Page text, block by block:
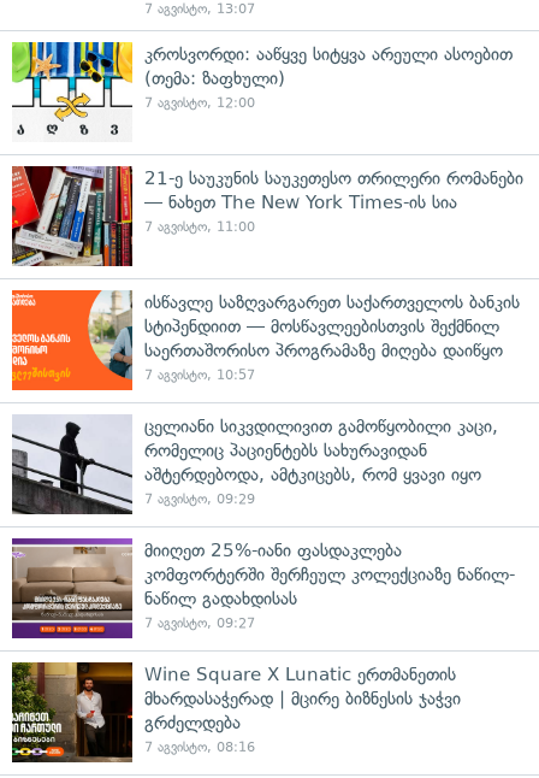
7 აგვისტო, 13:07
კროსვორდი: ააწყვე სიტყვა არეული ასოებით
(თემა: ზაფხული)
7 აგვისტო, 12:00
21-ე საუკუნის საუკეთესო თრილერი რომანები
— ნახეთ The New York Times-ის სია
7 აგვისტო, 11:00
ისწავლე საზღვარგარეთ საქართველოს ბანკის
სტიპენდიით — მოსწავლეებისთვის შექმნილ
საერთაშორისო პროგრამაზე მიღება დაიწყო
7 აგვისტო, 10:57
ცელიანი სიკვდილივით გამოწყობილი კაცი,
რომელიც პაციენტებს სახურავიდან
აშტერდებოდა, ამტკიცებს, რომ ყვავი იყო
7 აგვისტო, 09:29
მიიღეთ 25%-იანი ფასდაკლება
კომფორტერში შერჩეულ კოლექციაზე ნაწილ-
ნაწილ გადახდისას
7 აგვისტო, 09:27
Wine Square X Lunatic ერთმანეთის
მხარდასაჭერად | მცირე ბიზნესის ჯაჭვი
გრძელდება
7 აგვისტო, 08:16